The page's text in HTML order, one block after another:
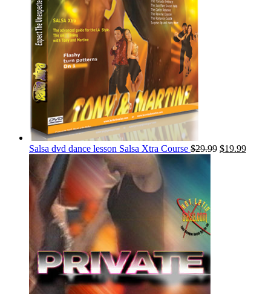
Salsa dvd dance lesson Salsa Xtra Course $29.99 $19.99